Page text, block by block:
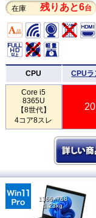
在庫 残りあと6台
CPU CPUラ
Core i5
8365U
【8世代】
4コア8スレ
20
1366×768
1.23kg